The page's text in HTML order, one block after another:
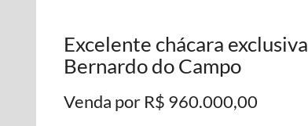
Excelente chácara
Bernardo do Campo
Venda por R$ 960.000,00